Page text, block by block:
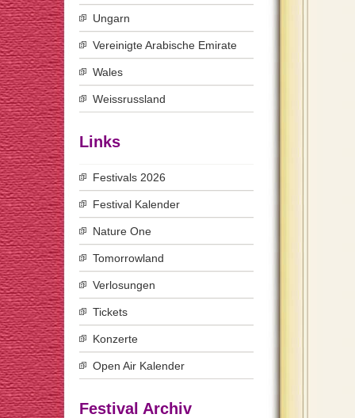
Ungarn
Vereinigte Arabische Emirate
Wales
Weissrussland
Links
Festivals 2026
Festival Kalender
Nature One
Tomorrowland
Verlosungen
Tickets
Konzerte
Open Air Kalender
Festival Archiv